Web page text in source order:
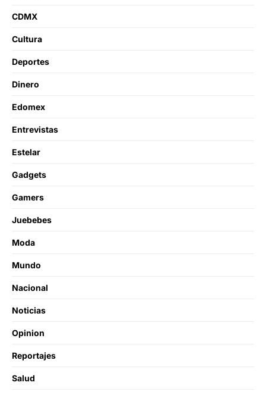
CDMX
Cultura
Deportes
Dinero
Edomex
Entrevistas
Estelar
Gadgets
Gamers
Juebebes
Moda
Mundo
Nacional
Noticias
Opinion
Reportajes
Salud